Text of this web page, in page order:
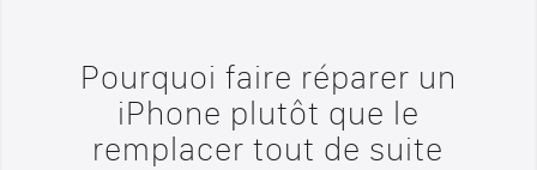
Pourquoi faire réparer un
iPhone plutôt que le
remplacer tout de suite